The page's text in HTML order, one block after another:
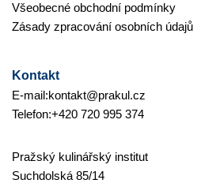
Všeobecné obchodní podmínky
Zásady zpracování osobních údajů
Kontakt
E-mail:kontakt@prakul.cz
Telefon:+420 720 995 374
Pražský kulinářský institut
Suchdolská 85/14